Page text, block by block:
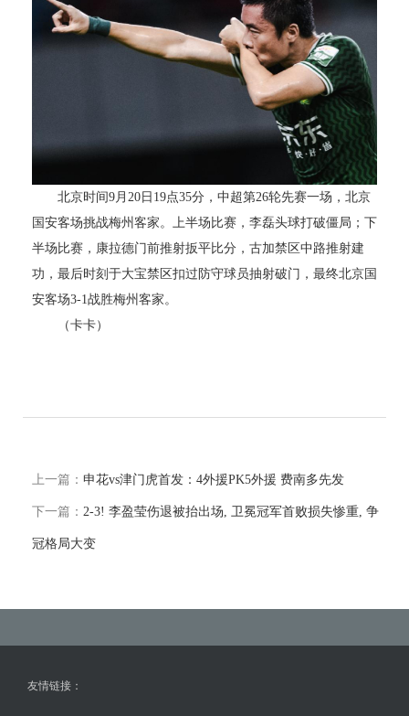
北京时间9月20日19点35分，中超第26轮先赛一场，北京
国安客场挑战梅州客家。上半场比赛，李磊头球打破僵局；下
半场比赛，康拉德门前推射扳平比分，古加禁区中路推射建
功，最后时刻于大宝禁区扣过防守球员抽射破门，最终北京国
安客场3-1战胜梅州客家。
（卡卡）
上一篇： 申花vs津门虎首发：4外援PK5外援 费南多先发
下一篇： 2-3! 李盈莹伤退被抬出场, 卫冕冠军首败损失惨重, 争
冠格局大变
友情链接：